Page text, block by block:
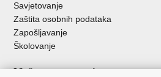
Savjetovanje
Zaštita osobnih podataka
Zapošljavanje
Školovanje
Važne poveznice